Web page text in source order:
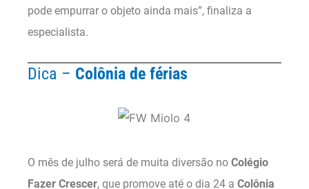
pode empurrar o objeto ainda mais”, finaliza a
especialista.
Dica – Colônia de férias
O mês de julho será de muita diversão no Colégio
Fazer Crescer, que promove até o dia 24 a Colônia